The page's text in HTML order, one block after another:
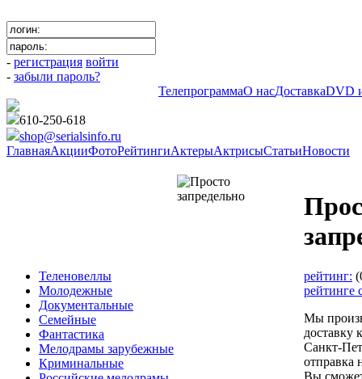
- регистрация войти
- забыли пароль?
ТелепрограммаО насДоставкаDVD
610-250-618
shop@serialsinfo.ru
ГлавнаяАкцииФотоРейтингиАктерыАктрисыСтатьиНовости
Теленовеллы
Молодежные
Документальные
Семейные
Фантастика
Мелодрамы зарубежные
Криминальные
рейтинг:
рейтинге
Мы
доставку
Санкт-
отправка
Вы